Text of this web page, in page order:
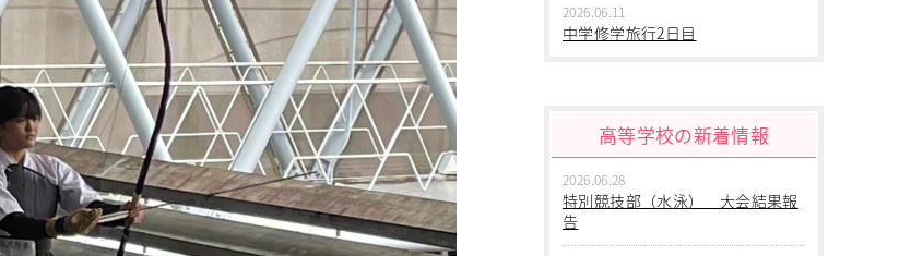
2026.06.11
中学修学旅行2日目
中学２年生 校外学習
2026.06.09
高等学校の新着情報
2026.06.28
特別競技部（水泳） 大会結果報
告